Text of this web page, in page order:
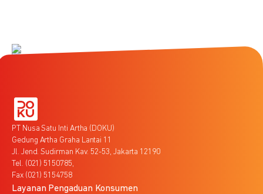
PT Nusa Satu Inti Artha (DOKU)
Gedung Artha Graha Lantai 11
Jl. Jend. Sudirman Kav. 52-53, Jakarta 12190
Tel. (021) 5150785,
Fax (021) 5154758
Layanan Pengaduan Konsumen